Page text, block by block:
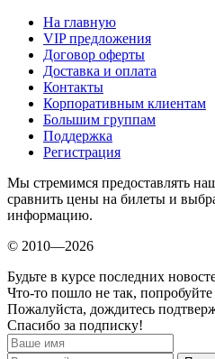
На главную
VIP предложения
Договор оферты
Доставка и оплата
Контакты
Корпоративным клиентам
Большим группам
Поддержка
Регистрация
Мы стремимся предоставлять
сравнить цены на билеты и
информацию.
© 2010—2026
Будьте в курсе последних
Что-то пошло не так,
Пожалуйста, дождитесь
Спасибо за подписку!